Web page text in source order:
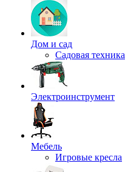
Дом и сад
Садовая техника
Электроинструмент
Мебель
Игровые кресла